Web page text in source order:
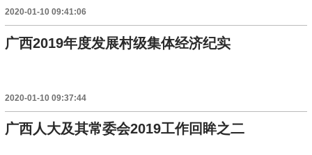
2020-01-10 09:41:06
广西2019年度发展村级集体经济纪实
2020-01-10 09:37:44
广西人大及其常委会2019工作回眸之二